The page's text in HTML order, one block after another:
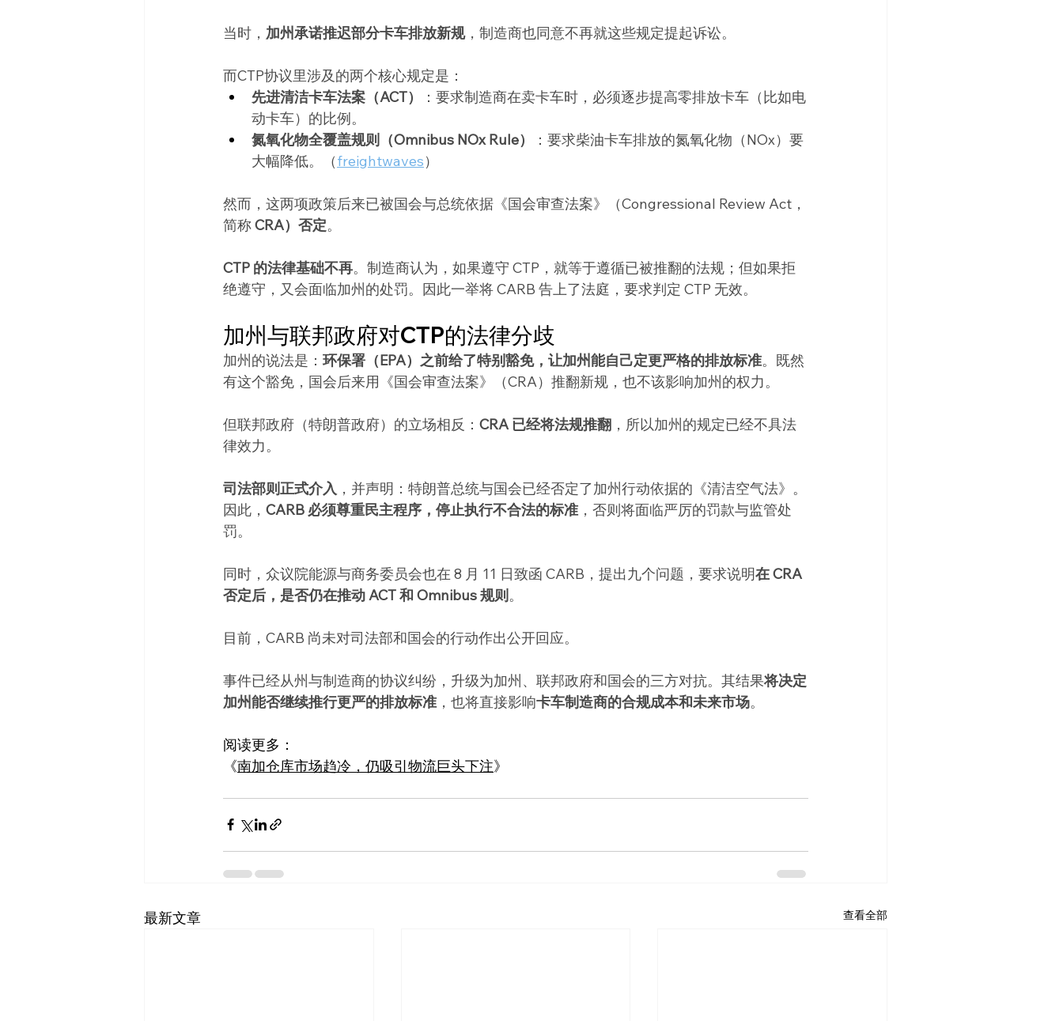
当时， 加州承诺推迟部分卡车排放新规，制造商也同意不再就这些规定提起诉讼。
而CTP协议里涉及的两个核心规定是：
先进清洁卡车法案（ACT）
：要求制造商在卖卡车时，必须逐步提高零排放卡车（比如电
动卡车）的比例。
氮氧化物全覆盖规则（Omnibus NOx Rule）
：要求柴油卡车排放的氮氧化物（NOx）要
大幅降低。（freightwaves）
然而，这两项政策后来已被国会与总统依据《国会审查法案》（Congressional Review Act，
简称 CRA）否定。
CTP 的法律基础不再。制造商认为，如果遵守 CTP，就等于遵循已被推翻的法规；但如果拒
绝遵守，又会面临加州的处罚。因此一举将 CARB 告上了法庭，要求判定 CTP 无效。
加州与联邦政府对CTP的法律分歧
加州的说法是： 环保署（EPA）之前给了特别豁免，让加州能自己定更严格的排放标准。既然
有这个豁免，国会后来用《国会审查法案》（CRA）推翻新规，也不该影响加州的权力。
但联邦政府（特朗普政府）的立场相反： CRA 已经将法规推翻 ，所以加州的规定已经不具法
律效力。
司法部则正式介入 ，并声明：特朗普总统与国会已经否定了加州行动依据的《清洁空气法》。
因此， CARB 必须尊重民主程序，停止执行不合法的标准 ，否则将面临严厉的罚款与监管处
罚。
同时，众议院能源与商务委员会也在 8 月 11 日致函 CARB，提出九个问题，要求说明在 CRA
否定后，是否仍在推动 ACT 和 Omnibus 规则 。
目前，CARB 尚未对司法部和国会的行动作出公开回应。
事件已经从州与制造商的协议纠纷，升级为加州、联邦政府和国会的三方对抗。其结果将决定
加州能否继续推行更严的排放标准 ，也将直接影响卡车制造商的合规成本和未来市场。
阅读更多：
《南加仓库市场趋冷，仍吸引物流巨头下注》
最新文章 查看全部